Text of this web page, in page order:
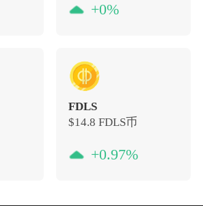
+0%
FDLS
$14.8 FDLS币
+0.97%